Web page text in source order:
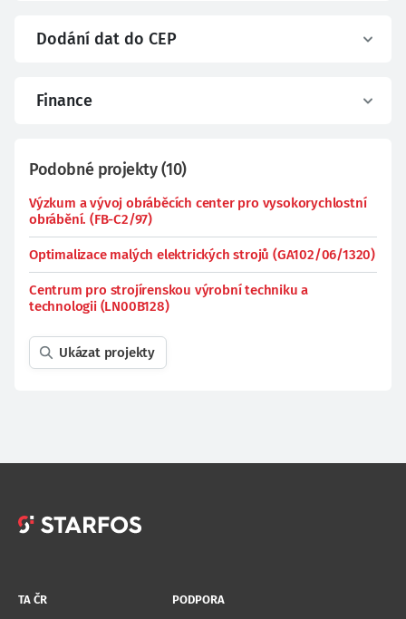
Dodání dat do CEP
Finance
Podobné projekty(10)
Výzkum a vývoj obráběcích center pro vysokorychlostní
obrábění. (FB-C2/97)
Optimalizace malých elektrických strojů (GA102/06/1320)
Centrum pro strojírenskou výrobní techniku a
technologii (LN00B128)
Ukázat projekty
TA ČR PODPORA